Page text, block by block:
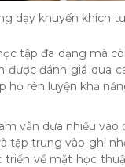
dạy khuyến khích
tập đa dạng mà
được đánh giá qua
họ rèn luyện khả
vẫn dựa nhiều
tập trung vào ghi
về mặt học